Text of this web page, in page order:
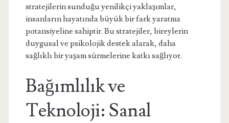
stratejilerin sunduğu yenilikçi yaklaşımlar,
insanların hayatında büyük bir fark yaratma
potansiyeline sahiptir. Bu stratejiler, bireylerin
duygusal ve psikolojik destek alarak, daha
sağlıklı bir yaşam sürmelerine katkı sağlıyor.
Bağımlılık ve
Teknoloji: Sanal